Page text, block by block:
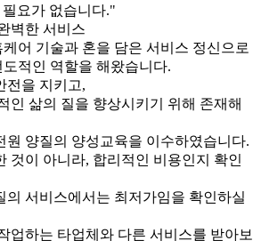
요가 없습니다."
벽한 서비스
어 기술과 혼을 담은 서비스 정신으로
적인 역할을 해왔습니다.
전을 지키고,
인 삶의 질을 향상시키기 위해 존재해
원 양질의 양성교육을 이수하였습니다.
것이 아니라, 합리적인 비용인지 확인
의 서비스에서는 최저가임을 확인하실
업하는 타업체와 다른 서비스를 받아보